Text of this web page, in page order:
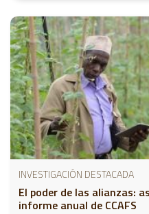
INVESTIGACIÓN DESTACADA
El poder de las alianzas:
informe anual de CCAFS